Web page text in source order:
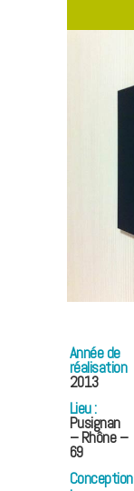
Année de
réalisation
2013
Lieu :
Pusignan
– Rhône –
69
Conception